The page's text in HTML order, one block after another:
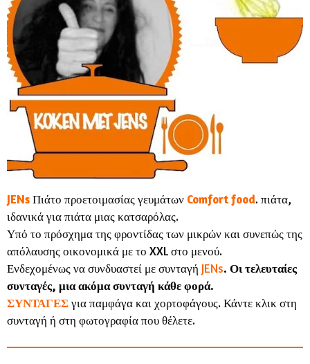
JENs Πιάτο προετοιμασίας γευμάτων Comfort food. πιάτα,
ιδανικά για πιάτα μιας κατσαρόλας.
Υπό το πρόσχημα της φροντίδας των μικρών και συνεπώς της
απόλαυσης οικονομικά με το XXL στο μενού.
Ενδεχομένως να συνδυαστεί με συνταγή JENs. Οι τελευταίες
συνταγές, μια ακόμα συνταγή κάθε φορά.
ΣΥΝΤΑΓΕΣ για παμφάγα και χορτοφάγους. Κάντε κλικ στη
συνταγή ή στη φωτογραφία που θέλετε.